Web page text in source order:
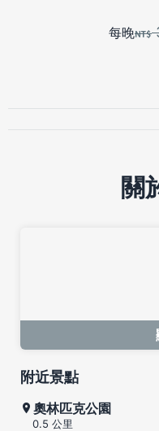
每晚
關
附近景點
奧林匹克公園
0.5 公里